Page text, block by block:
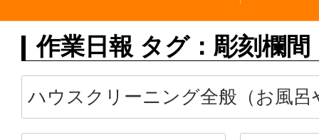
作業日報 タグ：彫刻欄
ハウスクリーニング全般（お風